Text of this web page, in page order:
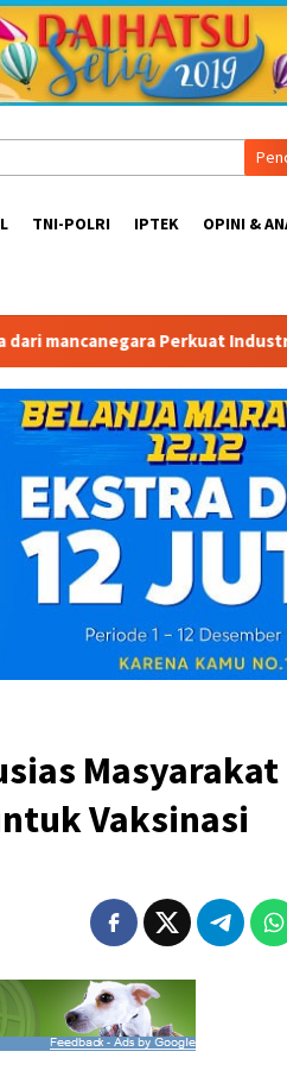
TNI-POLRI IPTEK OPINI &
Industri Taman Rekreasi
Masyarakat
Vaksinasi